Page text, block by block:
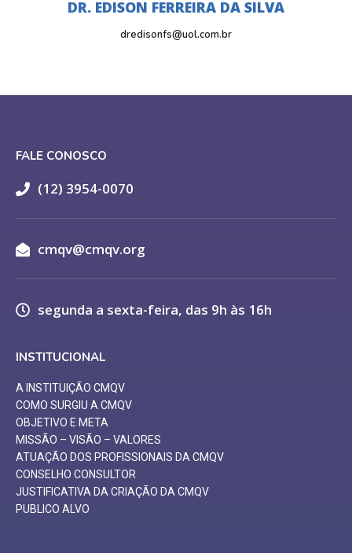
DR. EDISON FERREIRA DA SILVA
dredisonfs@uol.com.br
FALE CONOSCO
(12) 3954-0070
cmqv@cmqv.org
segunda a sexta-feira, das 9h às 16h
INSTITUCIONAL
A INSTITUIÇÃO CMQV
COMO SURGIU A CMQV
OBJETIVO E META
MISSÃO – VISÃO – VALORES
ATUAÇÃO DOS PROFISSIONAIS DA CMQV
CONSELHO CONSULTOR
JUSTIFICATIVA DA CRIAÇÃO DA CMQV
PUBLICO ALVO